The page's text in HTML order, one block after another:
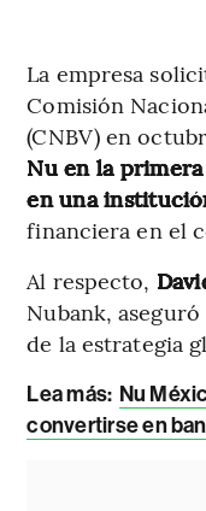
La empresa
Comisión
(CNBV) en
Nu en la
en una
financiera en el
Al respecto,
Nubank,
de la estrategia
Lea más: Nu
convertirse en